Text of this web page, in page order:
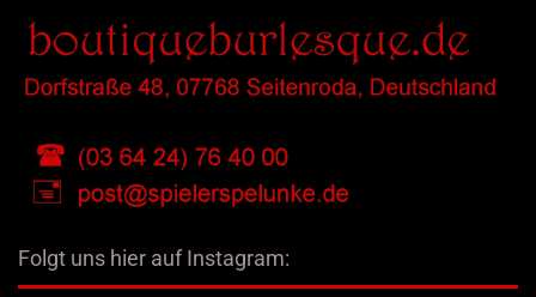
Folgt uns hier auf Instagram: